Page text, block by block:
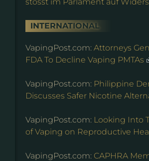
INTERNATIONAL
VapingPost.com: Attorneys
FDA To Decline Vaping PMTAs
VapingPost.com: Philippine
Discusses Safer Nicotine
VapingPost.com: Looking Into
of Vaping on Reproductive
VapingPost.com: CAPHRA